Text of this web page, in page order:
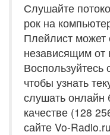
Слушайте
рок на
Плейлист может
независящим от
Воспользуйтесь
чтобы узнать
слушать онлайн
качестве (128
сайте Vo-